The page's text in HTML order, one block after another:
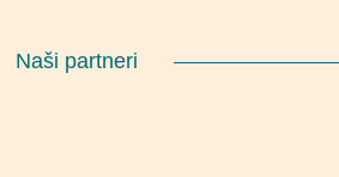
Naši partneri